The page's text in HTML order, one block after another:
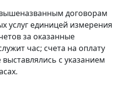
договорам
услуг единицей измерения
за оказанные
час; счета на оплату
выставлялись с указанием